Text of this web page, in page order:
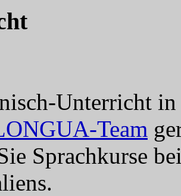
Unterricht
Team
Sprachkurse